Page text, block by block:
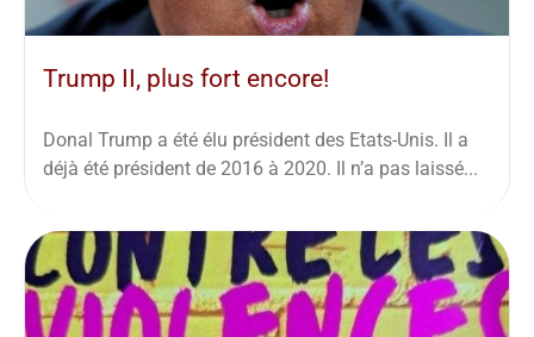
Trump II, plus fort encore!
Donal Trump a été élu président des Etats-Unis. Il a
déjà été président de 2016 à 2020. Il n’a pas laissé...